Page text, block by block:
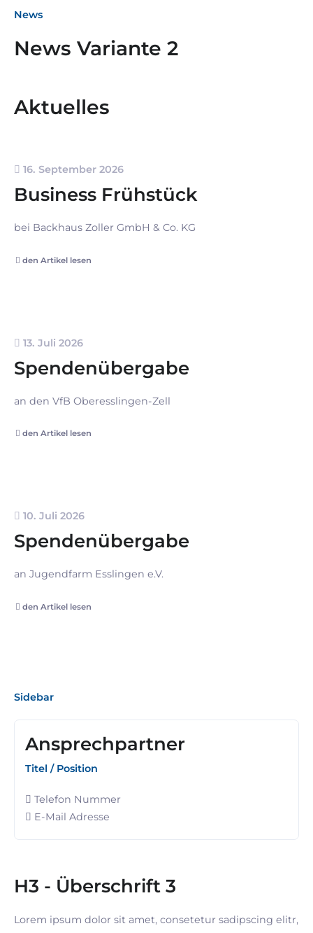
News
News Variante 2
Aktuelles
16. September 2026
Business Frühstück
bei Backhaus Zoller GmbH & Co. KG
den Artikel lesen
13. Juli 2026
Spendenübergabe
an den VfB Oberesslingen-Zell
den Artikel lesen
10. Juli 2026
Spendenübergabe
an Jugendfarm Esslingen e.V.
den Artikel lesen
Sidebar
Ansprechpartner
Titel / Position
Telefon Nummer
E-Mail Adresse
H3 - Überschrift 3
Lorem ipsum dolor sit amet, consetetur sadipscing elitr,